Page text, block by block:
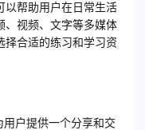
以帮助用户在日常生活
、视频、文字等多媒体
择合适的练习和学习资
户提供一个分享和交